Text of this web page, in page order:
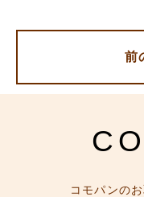
前
コモパンの